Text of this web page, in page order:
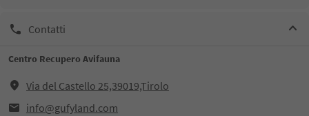
Contatti
Centro Recupero Avifauna
Via del Castello 25,39019,Tirolo
info@gufyland.com